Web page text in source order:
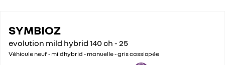
SYMBIOZ
evolution mild hybrid 140 ch - 25
Véhicule neuf - mildhybrid - manuelle - gris cassiopée